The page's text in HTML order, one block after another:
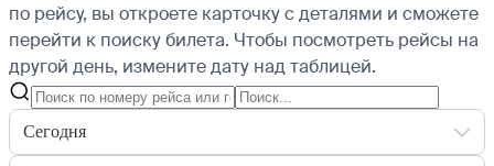
по рейсу, вы откроете карточку с деталями и сможете
перейти к поиску билета. Чтобы посмотреть рейсы на
другой день, измените дату над таблицей.
Сегодня